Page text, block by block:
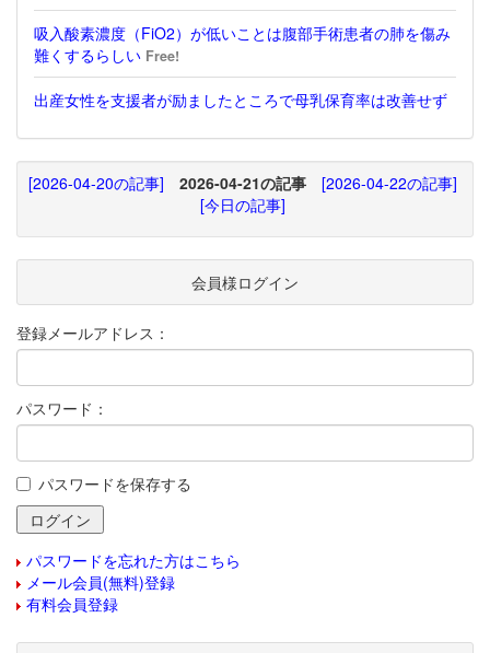
吸入酸素濃度（FiO2）が低いことは腹部手術患者の肺を傷み
難くするらしい Free!
出産女性を支援者が励ましたところで母乳保育率は改善せず
[2026-04-20の記事] 2026-04-21の記事
[2026-04-22の記事]
[今日の記事]
会員様ログイン
登録メールアドレス：
パスワード：
パスワードを保存する
パスワードを忘れた方はこちら
メール会員(無料)登録
有料会員登録